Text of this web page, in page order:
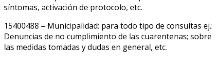
síntomas, activación de protocolo, etc.
15400488 – Municipalidad: para todo tipo de consultas ej.:
Denuncias de no cumplimiento de las cuarentenas; sobre
las medidas tomadas y dudas en general, etc.